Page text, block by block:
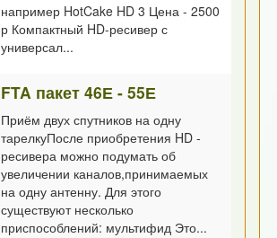
например HotCake HD 3 Цена - 2500
р Компактный HD-ресивер с
универсал...
FTA пакет 46Е - 55Е
Приём двух спутников на одну
тарелкуПосле приобретения HD -
ресивера можно подумать об
увеличении каналов,принимаемых
на одну антенну. Для этого
существуют несколько
приспособлений: мультифид Это...